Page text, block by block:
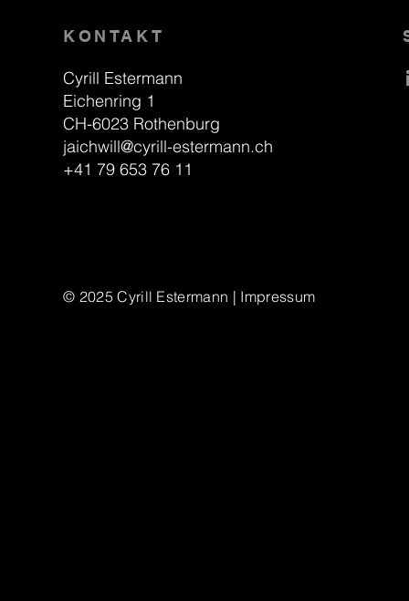
KONTAKT
Cyrill Estermann
Eichenring 1
CH-6023 Rothenburg
jaichwill@cyrill-estermann.ch
+41 79 653 76 11
© 2025 Cyrill Estermann | Impressum